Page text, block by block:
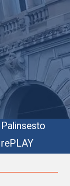
Palinsesto
rePLAY